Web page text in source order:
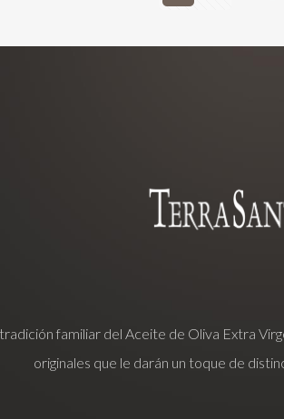
tradición familiar del Aceite de Oliva Extra
originales que le darán un toque de